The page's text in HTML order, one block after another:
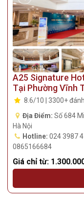
A25 Signature
Tại Phường Vĩnh
8.6/10 | 3300+
Địa Điểm: Số 684
Hà Nội
Hotline: 024 3987
0865166684
Giá chỉ từ: